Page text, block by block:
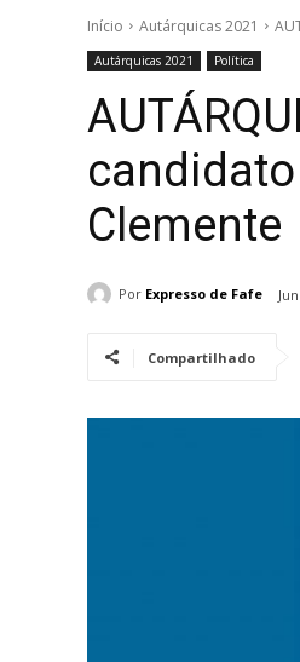
Início Autárquicas 2021
Autárquicas 2021 Política
candidato
Clemente
Por Expresso de Fafe
Compartilhado